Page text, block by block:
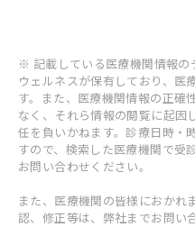
※ 記載している医療機関情報の
ウェルネスが保有しており、医
す。また、医療機関情報の正確
なく、それら情報の閲覧に起因
任を負いかねます。診療日時・
すので、検索した医療機関で受
お問い合わせください。
また、医療機関の皆様におかれ
認、修正等は、弊社までお問い